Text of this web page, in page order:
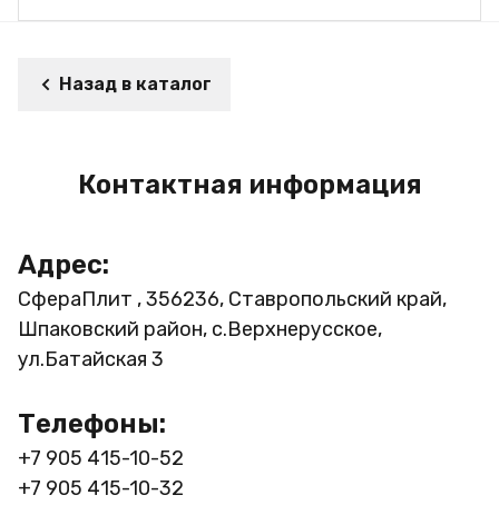
Назад в каталог
Контактная информация
Адрес:
СфераПлит , 356236, Ставропольский край,
Шпаковский район, с.Верхнерусское,
ул.Батайская 3
Телефоны:
+7 905 415-10-52
+7 905 415-10-32